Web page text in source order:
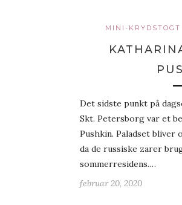
MINI-KRYDSTOGT
Det sidste punkt på
Skt. Petersborg var et
Pushkin. Paladset bliver
da de russiske zarer
sommerresidens.…
februar 20, 2020